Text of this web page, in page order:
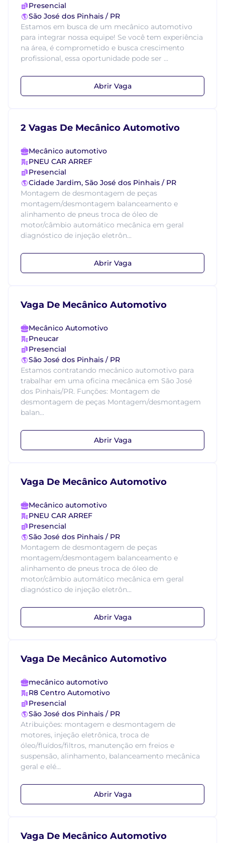
Presencial
São José dos Pinhais / PR
Estamos em busca de um mecânico automotivo
para integrar nossa equipe! Se você tem experiência
na área, é comprometido e busca crescimento
profissional, essa oportunidade pode ser ...
Abrir Vaga
2 Vagas De Mecânico Automotivo
Mecânico automotivo
PNEU CAR ARREF
Presencial
Cidade Jardim, São José dos Pinhais / PR
Montagem de desmontagem de peças
montagem/desmontagem balanceamento e
alinhamento de pneus troca de óleo de
motor/câmbio automático mecânica em geral
diagnóstico de injeção eletrôn...
Abrir Vaga
Vaga De Mecânico Automotivo
Mecânico Automotivo
Pneucar
Presencial
São José dos Pinhais / PR
Estamos contratando mecânico automotivo para
trabalhar em uma oficina mecânica em São José
dos Pinhais/PR. Funções: Montagem de
desmontagem de peças Montagem/desmontagem
balan...
Abrir Vaga
Vaga De Mecânico Automotivo
Mecânico automotivo
PNEU CAR ARREF
Presencial
São José dos Pinhais / PR
Montagem de desmontagem de peças
montagem/desmontagem balanceamento e
alinhamento de pneus troca de óleo de
motor/câmbio automático mecânica em geral
diagnóstico de injeção eletrôn...
Abrir Vaga
Vaga De Mecânico Automotivo
mecânico automotivo
R8 Centro Automotivo
Presencial
São José dos Pinhais / PR
Atribuições: montagem e desmontagem de
motores, injeção eletrônica, troca de
óleo/fluídos/filtros, manutenção em freios e
suspensão, alinhamento, balanceamento mecânica
geral e elé...
Abrir Vaga
Vaga De Mecânico Automotivo